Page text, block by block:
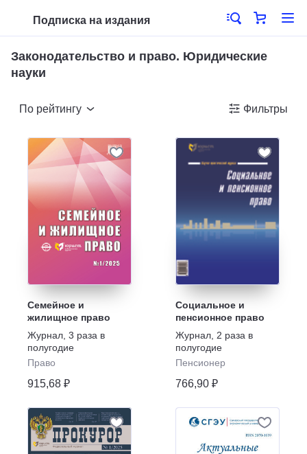
Подписка на издания
Законодательство и право. Юридические
науки
По рейтингу Фильтры
Семейное и
жилищное право
Журнал 3 раза в
полугодие
Право
915,68 ₽
Социальное и
пенсионное право
Журнал 2 раза в
полугодие
Пенсионер
766,90 ₽